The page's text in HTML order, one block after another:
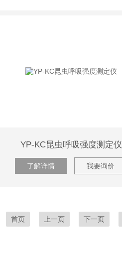
YP-KC昆虫呼吸强度测定仪
了解详情 我要询价
首页 上一页 下一页